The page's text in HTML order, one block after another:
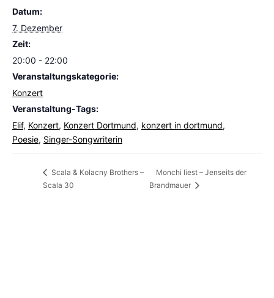
Datum:
7. Dezember
Zeit:
20:00 - 22:00
Veranstaltungskategorie:
Konzert
Veranstaltung-Tags:
Elif, Konzert, Konzert Dortmund, konzert in dortmund,
Poesie, Singer-Songwriterin
Scala & Kolacny Brothers –
Scala 30
Monchi liest – Jenseits der
Brandmauer